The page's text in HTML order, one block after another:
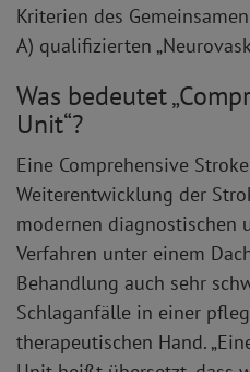
Kriterien des
A) qualifizierten
Was bedeutet
Unit“?
Eine Comprehensive
Weiterentwicklung der
modernen diagnostischen
Verfahren unter einem
Behandlung auch sehr
Schlaganfälle in einer
therapeutischen Hand.